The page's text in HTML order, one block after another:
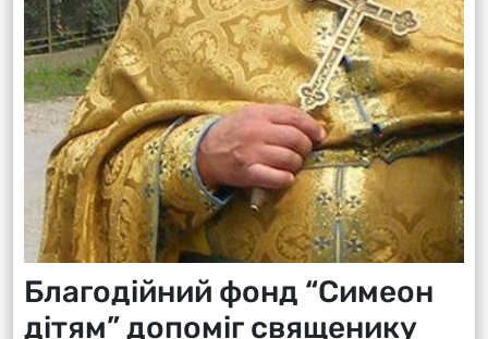
Благодійний фонд “Симеон
дітям” допоміг священику